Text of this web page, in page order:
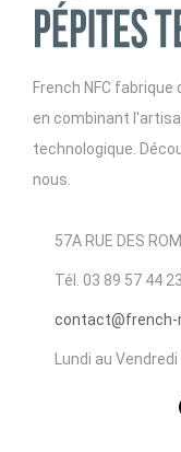
French NFC
en combinant
technologique.
nous.
57A RUE DES
Tél. 03 89 57 44 23
contact@french-
Lundi au